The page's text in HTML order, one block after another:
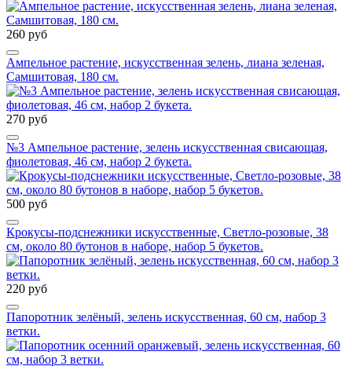
260 руб
Ампельное растение, искусственная зелень, лиана зеленая,
Самшитовая, 180 см.
270 руб
№3 Ампельное растение, зелень искусственная свисающая,
фиолетовая, 46 см, набор 2 букета.
500 руб
Крокусы-подснежники искусственные, Светло-розовые, 38
см, около 80 бутонов в наборе, набор 5 букетов.
220 руб
Папоротник зелёный, зелень искусственная, 60 см, набор 3
ветки.